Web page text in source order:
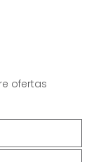
ofertas